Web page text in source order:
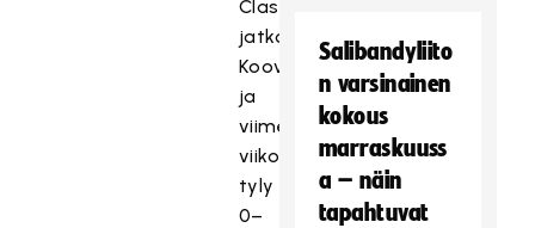
Classicille,
jatkoaikavoitto
Kooveesta
ja
viime
viikonloppuna
tyly
0–
Salibandyliito
n varsinainen
kokous
marraskuuss
a – näin
tapahtuvat